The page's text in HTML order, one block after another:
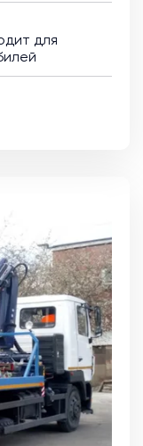
для